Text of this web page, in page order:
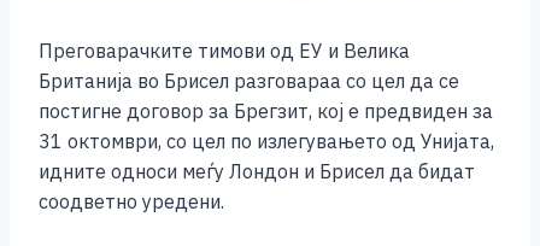
Преговарачките тимови од ЕУ и Велика
Британија во Брисел разговараа со цел да се
постигне договор за Брегзит, кој е предвиден за
31 октомври, со цел по излегувањето од Унијата,
идните односи меѓу Лондон и Брисел да бидат
соодветно уредени.